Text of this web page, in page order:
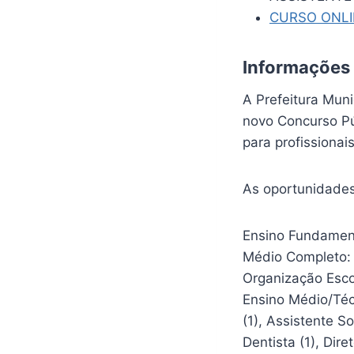
CURSO
A Prefeitura
novo Concurso
para
As
Ensino
Médio
Organização
Ensino Médio/
(1), Assistente
Dentista (1),